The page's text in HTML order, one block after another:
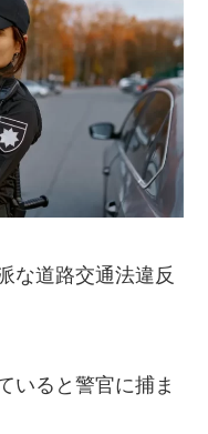
な道路交通法違反
いると警官に捕ま